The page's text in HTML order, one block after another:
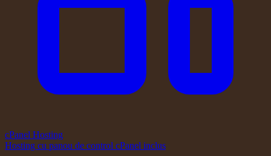
cPanel Hosting
Hosting cu panou de control cPanel inclus